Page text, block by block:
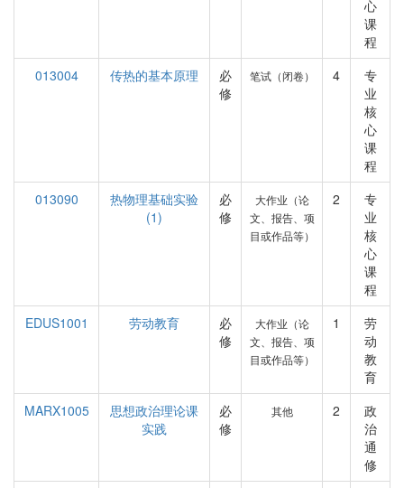
心
课
程
013004
传热的基本原理
必
修
笔试（闭卷） 4
专
业
核
心
课
程
013090
热物理基础实验
(1)
必
修
大作业（论
文、报告、项
目或作品等）
2
专
业
核
心
课
程
EDUS1001
劳动教育
必
修
大作业（论
文、报告、项
目或作品等）
1
劳
动
教
育
MARX1005
思想政治理论课
实践
必
修
其他 2
政
治
通
修